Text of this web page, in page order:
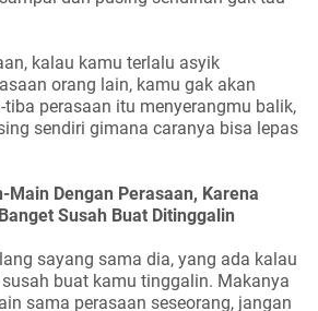
kalau kamu terlalu asyik
orang lain, kamu gak akan
perasaan itu menyerangmu balik,
sendiri gimana caranya bisa lepas
Dengan Perasaan, Karena
Susah Buat Ditinggalin
sayang sama dia, yang ada kalau
buat kamu tinggalin. Makanya
sama perasaan seseorang, jangan